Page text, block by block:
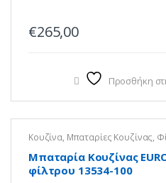
€265,00
Προσθήκη
Κουζίνα, Μπαταρίες Κουζίνας,
Μπαταρία Κουζίνας
φίλτρου 13534-100